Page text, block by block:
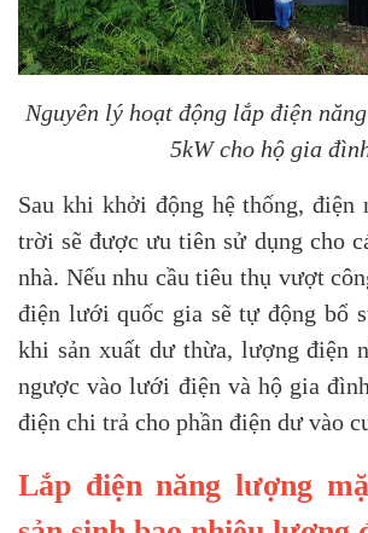
Nguyên lý hoạt động lắp điện
5kW cho hộ gia
Sau khi khởi động hệ thống, điện
trời sẽ được ưu tiên sử dụng cho
nhà. Nếu nhu cầu tiêu thụ vượt
điện lưới quốc gia sẽ tự động bổ
khi sản xuất dư thừa, lượng điện
ngược vào lưới điện và hộ gia
điện chi trả cho phần điện dư vào
Lắp điện năng lượng